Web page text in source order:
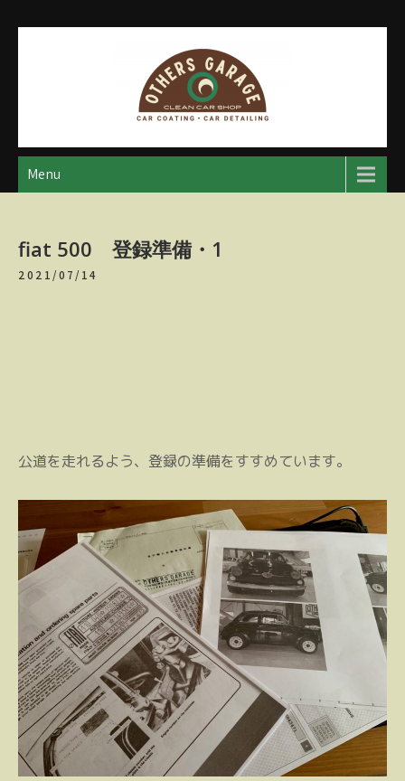
アザースガレージ
【神奈川・厚木・愛川】カーメンテナンス
Menu
fiat 500 登録準備・1
2021/07/14
公道を走れるよう、登録の準備をすすめています。